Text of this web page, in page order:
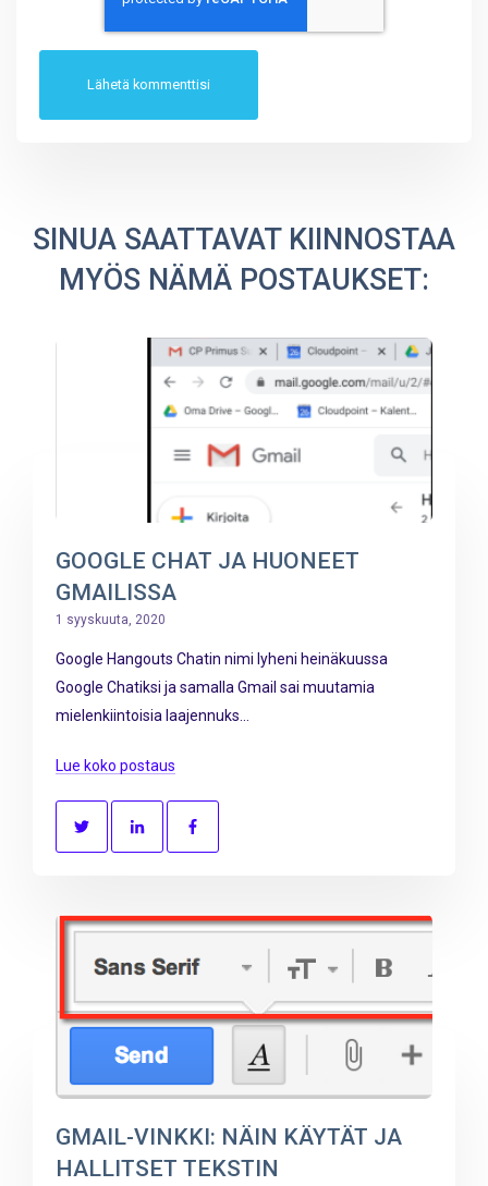
SINUA SAATTAVAT KIINNOSTAA
MYÖS NÄMÄ POSTAUKSET:
GOOGLE CHAT JA HUONEET
GMAILISSA
1 syyskuuta, 2020
Google Hangouts Chatin nimi lyheni heinäkuussa
Google Chatiksi ja samalla Gmail sai muutamia
mielenkiintoisia laajennuks...
Lue koko postaus
GMAIL-VINKKI: NÄIN KÄYTÄT JA
HALLITSET TEKSTIN